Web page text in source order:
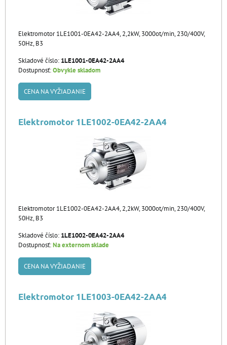
Elektromotor 1LE1001-0EA42-2AA4, 2,2kW, 3000ot/min, 230/400V,
50Hz, B3
Skladové číslo: 1LE1001-0EA42-2AA4
Dostupnosť:Obvykle skladom
CENA NA VYŽIADANIE
Elektromotor 1LE1002-0EA42-2AA4
Elektromotor 1LE1002-0EA42-2AA4, 2,2kW, 3000ot/min, 230/400V,
50Hz, B3
Skladové číslo: 1LE1002-0EA42-2AA4
Dostupnosť:Na externom sklade
CENA NA VYŽIADANIE
Elektromotor 1LE1003-0EA42-2AA4